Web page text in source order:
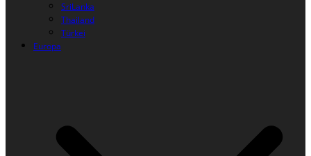
SriLanka
Thailand
Türkei
Europa